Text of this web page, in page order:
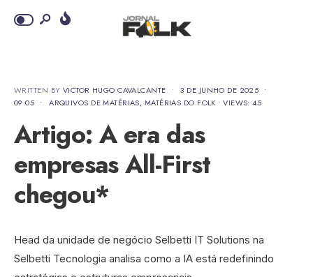
WRITTEN BY VICTOR HUGO CAVALCANTE • 3 DE JUNHO DE 2025 •
09:05 • ARQUIVOS DE MATÉRIAS, MATÉRIAS DO FOLK •VIEWS: 45
Artigo: A era das
empresas All-First
chegou*
Head da unidade de negócio Selbetti IT Solutions na
Selbetti Tecnologia analisa como a IA está redefinindo